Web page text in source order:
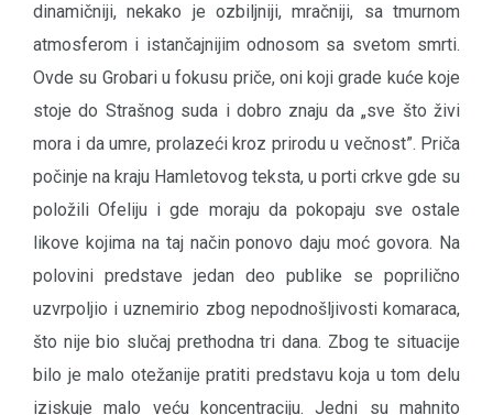
dinamičniji, nekako je ozbiljniji, mračniji, sa tmurnom
atmosferom i istančajnijim odnosom sa svetom smrti.
Ovde su Grobari u fokusu priče, oni koji grade kuće koje
stoje do Strašnog suda i dobro znaju da „sve što živi
mora i da umre, prolazeći kroz prirodu u večnost”. Priča
počinje na kraju Hamletovog teksta, u porti crkve gde su
položili Ofeliju i gde moraju da pokopaju sve ostale
likove kojima na taj način ponovo daju moć govora. Na
polovini predstave jedan deo publike se poprilično
uzvrpoljio i uznemirio zbog nepodnošljivosti komaraca,
što nije bio slučaj prethodna tri dana. Zbog te situacije
bilo je malo otežanije pratiti predstavu koja u tom delu
iziskuje malo veću koncentraciju. Jedni su mahnito